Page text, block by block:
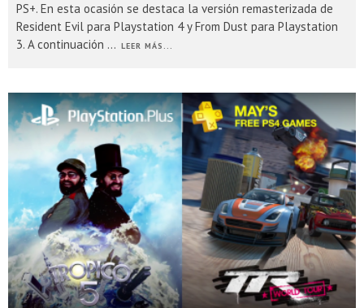
PS+. En esta ocasión se destaca la versión remasterizada de
Resident Evil para Playstation 4 y From Dust para Playstation
3. A continuación ... LEER MÁS...